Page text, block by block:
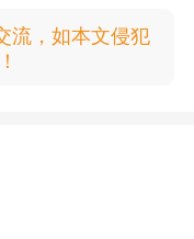
流，如本文侵犯